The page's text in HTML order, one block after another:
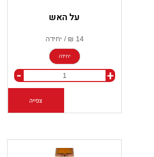
על האש
יחידה
+
-
הוספה לסל
צפייה